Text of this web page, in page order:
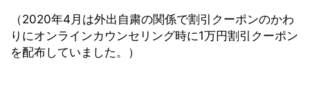
（2020年4月は外出自粛の関係で割引クーポンのかわ
りにオンラインカウンセリング時に1万円割引クーポン
を配布していました。）